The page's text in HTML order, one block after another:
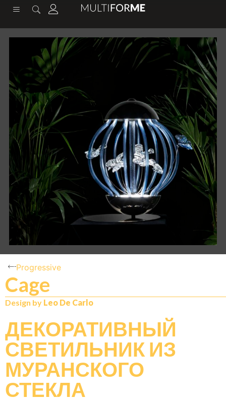
содержимому
IT
Progressive
Cage
Design by Leo De Carlo
ДЕКОРАТИВНЫЙ
СВЕТИЛЬНИК ИЗ
МУРАНСКОГО
СТЕКЛА